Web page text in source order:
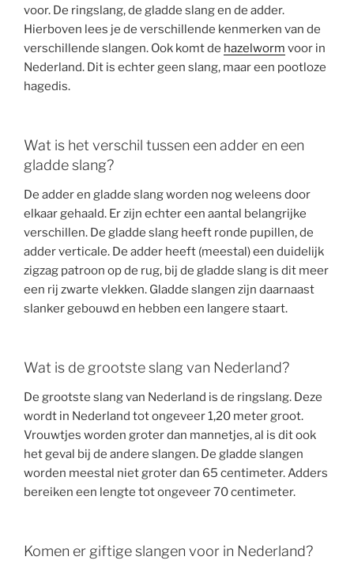
voor. De ringslang, de gladde slang en de adder.
Hierboven lees je de verschillende kenmerken van de
verschillende slangen. Ook komt de hazelworm voor in
Nederland. Dit is echter geen slang, maar een pootloze
hagedis.
Wat is het verschil tussen een adder en een
gladde slang?
De adder en gladde slang worden nog weleens door
elkaar gehaald. Er zijn echter een aantal belangrijke
verschillen. De gladde slang heeft ronde pupillen, de
adder verticale. De adder heeft (meestal) een duidelijk
zigzag patroon op de rug, bij de gladde slang is dit meer
een rij zwarte vlekken. Gladde slangen zijn daarnaast
slanker gebouwd en hebben een langere staart.
Wat is de grootste slang van Nederland?
De grootste slang van Nederland is de ringslang. Deze
wordt in Nederland tot ongeveer 1,20 meter groot.
Vrouwtjes worden groter dan mannetjes, al is dit ook
het geval bij de andere slangen. De gladde slangen
worden meestal niet groter dan 65 centimeter. Adders
bereiken een lengte tot ongeveer 70 centimeter.
Komen er giftige slangen voor in Nederland?